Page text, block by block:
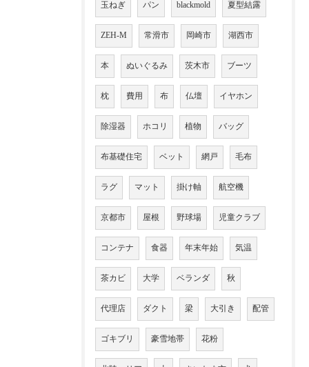
玉ねぎ パン blackmold 夏型結露
ZEH-M 常滑市 岡崎市 湖西市
本 ぬいぐるみ 茨木市 ブーツ
枕 費用 布 仏壇 イヤホン
除湿器 ホコリ 植物 バッグ
布基礎住宅 ベット 網戸 毛布
ラグ マット 掛け軸 航空機
京都市 屋根 野球場 児童クラブ
コンテナ 食器 年末年始 気温
茶カビ 大学 ベランダ 秋
代理店 ダクト 梁 大引き 配管
ゴキブリ 豪雪地帯 花粉